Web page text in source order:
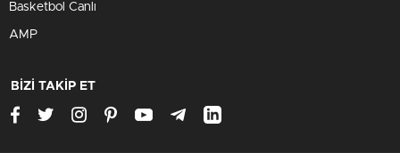
Basketbol Canlı
AMP
BİZİ TAKİP ET